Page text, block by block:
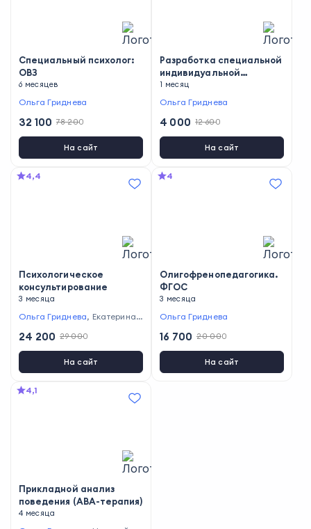
Специальный психолог:
ОВЗ
6 месяцев
Ольга Гриднева
32 100 78 200
На сайт
Разработка специальной
индивидуальной
программы развития
ребенка с ОВЗ
1 месяц
Ольга Гриднева
4 000 12 600
На сайт
4,4
Психологическое
консультирование
3 месяца
Ольга Гриднева, Екатерина
а,Арина Миллер
24 200 29 000
На сайт
4
Олигофренопедагогика.
ФГОС
3 месяца
Ольга Гриднева
16 700 20 000
На сайт
4,1
Прикладной анализ
поведения (ABA-терапия)
4 месяца